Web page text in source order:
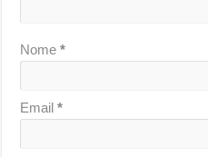
Nome*
Email*